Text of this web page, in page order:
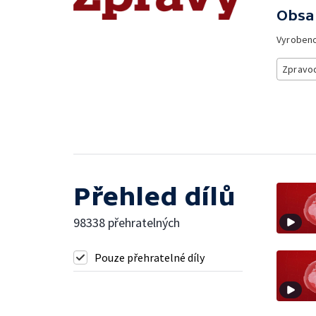
Přehled dílů
98338 přehratelných
Pouze přehratelné díly